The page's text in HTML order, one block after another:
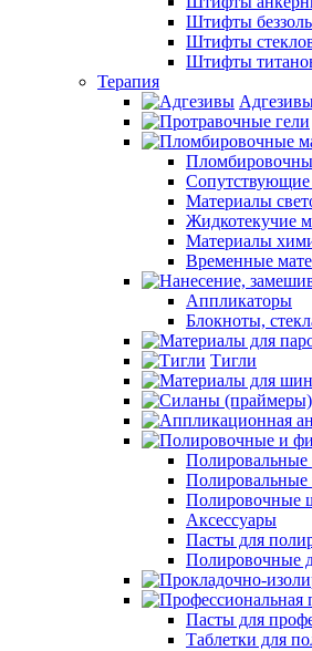
Штифты
Штифты
Штифты
Терапия
Материалы
Жидкотекучие
Материалы
Временные
Аппликаторы
Блокноты,
Тигли
Полировальные
Полировальные
Полировочные
Аксессуары
Пасты для
Полировочные
Пасты для
Таблетки для